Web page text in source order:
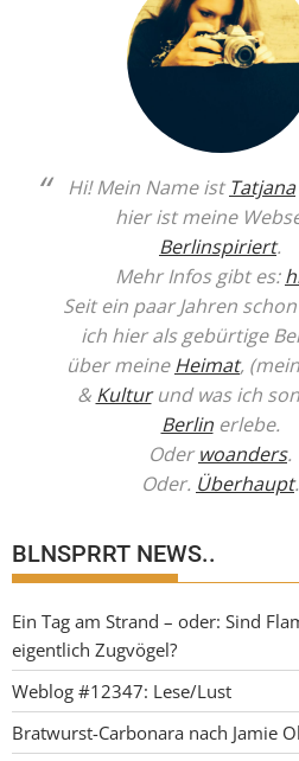
Hi! Mein Name ist Tatjana
hier ist meine
Berlinspiriert.
Mehr Infos gibt es:
Seit ein paar Jahren
ich hier als gebürtige
über meineHeimat,
& Kulturund was ich
Berlinerlebe.
Oderwoanders.
Oder. Überhaupt.
BLNSPRRT NEWS..
Ein Tag am Strand – oder: Sind
eigentlich Zugvögel?
Weblog #12347: Lese/Lust
Bratwurst-Carbonara nach Jamie